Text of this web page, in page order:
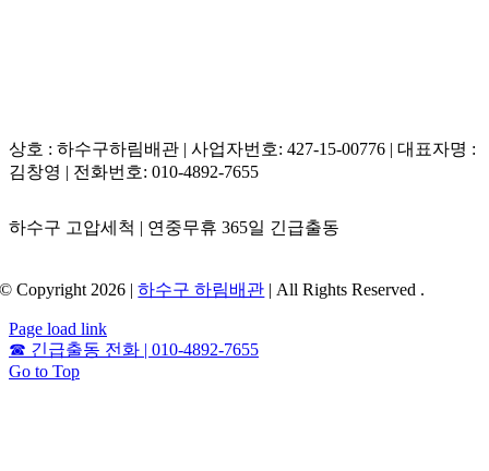
상호 : 하수구하림배관 | 사업자번호: 427-15-00776 | 대표자명 :
김창영 | 전화번호: 010-4892-7655
하수구 고압세척 | 연중무휴 365일 긴급출동
© Copyright 2026 |하수구 하림배관 | All Rights Reserved .
Page load link
☎ 긴급출동 전화 | 010-4892-7655
Go to Top